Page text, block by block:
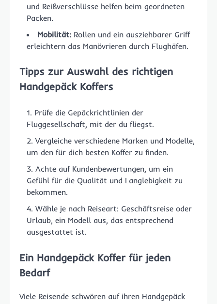
und Reißverschlüsse helfen beim geordneten
Packen.
Mobilität: Rollen und ein ausziehbarer Griff
erleichtern das Manövrieren durch Flughäfen.
Tipps zur Auswahl des richtigen
Handgepäck Koffers
Prüfe die Gepäckrichtlinien der
Fluggesellschaft, mit der du fliegst.
Vergleiche verschiedene Marken und Modelle,
um den für dich besten Koffer zu finden.
Achte auf Kundenbewertungen, um ein
Gefühl für die Qualität und Langlebigkeit zu
bekommen.
Wähle je nach Reiseart: Geschäftsreise oder
Urlaub, ein Modell aus, das entsprechend
ausgestattet ist.
Ein Handgepäck Koffer für jeden
Bedarf
Viele Reisende schwören auf ihren Handgepäck